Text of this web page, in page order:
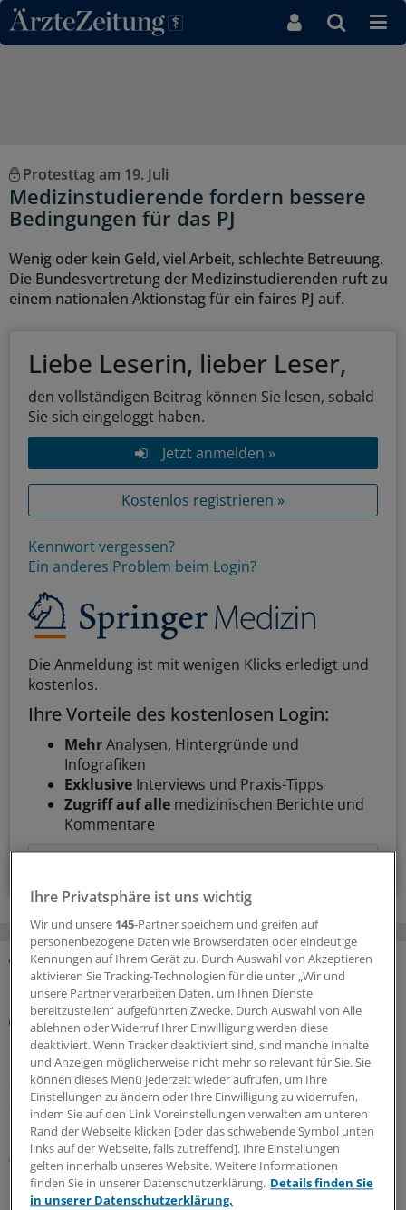
Direkt zum Inhaltsbereich
Protesttag am 19. Juli
Medizinstudierende fordern bessere
Bedingungen für das PJ
Wenig oder kein Geld, viel Arbeit, schlechte Betreuung.
Die Bundesvertretung der Medizinstudierenden ruft zu
einem nationalen Aktionstag für ein faires PJ auf.
Liebe Leserin, lieber Leser,
den vollständigen Beitrag können Sie lesen, sobald
Sie sich eingeloggt haben.
Jetzt anmelden »
Kostenlos registrieren »
Kennwort vergessen?
Ein anderes Problem beim Login?
Die Anmeldung ist mit wenigen Klicks erledigt und
kostenlos.
Ihre Vorteile des kostenlosen Login:
MehrAnalysen, Hintergründe und
Infografiken
Exklusive Interviews und Praxis-Tipps
Zugriff auf alle medizinischen Berichte und
Kommentare
MEHR ZUM THEMA
Kolumne „Hörsaalgeflüster“
Wenn Schweigen Leben kostet
In Deutschland stagniert die Zahl der Organspenden. An
die Einführung einer Widerspruchsregelung traut sich
der Bundestag bisher nicht heran. In den Augen der
bvmd führt daran kein Weg vorbei.
06.08.2026
Ihre Privatsphäre ist uns wichtig
Wir und unsere 145-Partner speichern und greifen auf
personenbezogene Daten wie Browserdaten oder eindeutige
Kennungen auf Ihrem Gerät zu. Durch Auswahl von Akzeptieren
aktivieren Sie Tracking-Technologien für die unter „Wir und
unsere Partner verarbeiten Daten, um Ihnen Dienste
bereitzustellen“ aufgeführten Zwecke. Durch Auswahl von Alle
ablehnen oder Widerruf Ihrer Einwilligung werden diese
deaktiviert. Wenn Tracker deaktiviert sind, sind manche Inhalte
und Anzeigen möglicherweise nicht mehr so relevant für Sie. Sie
können dieses Menü jederzeit wieder aufrufen, um Ihre
Einstellungen zu ändern oder Ihre Einwilligung zu widerrufen,
indem Sie auf den Link Voreinstellungen verwalten am unteren
Rand der Webseite klicken [oder das schwebende Symbol unten
links auf der Webseite, falls zutreffend]. Ihre Einstellungen
gelten innerhalb unseres Website. Weitere Informationen
finden Sie in unserer Datenschutzerklärung. Details finden Sie
in unserer Datenschutzerklärung.